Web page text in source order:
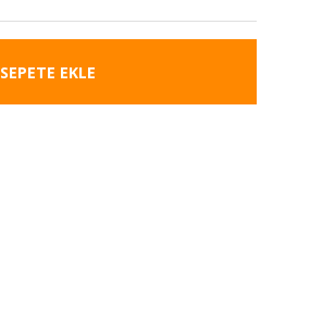
SEPETE EKLE